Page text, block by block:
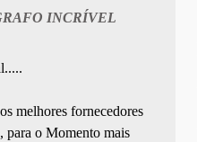
INCRÍVEL
melhores fornecedores
para o Momento mais